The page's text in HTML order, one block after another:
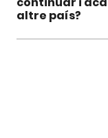
altre país?